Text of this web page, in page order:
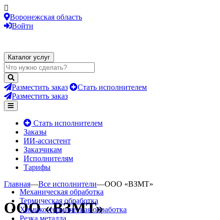
Воронежская область
Войти
Каталог услуг
Разместить заказ
Стать исполнителем
Разместить заказ
Стать исполнителем
Заказы
ИИ-ассистент
Заказчикам
Исполнителям
Тарифы
Механическая обработка
Термическая обработка
Химико-термическая обработка
Резка металла
Главная—Все исполнители—ООО «ВЗМТ»
ООО «ВЗМТ»